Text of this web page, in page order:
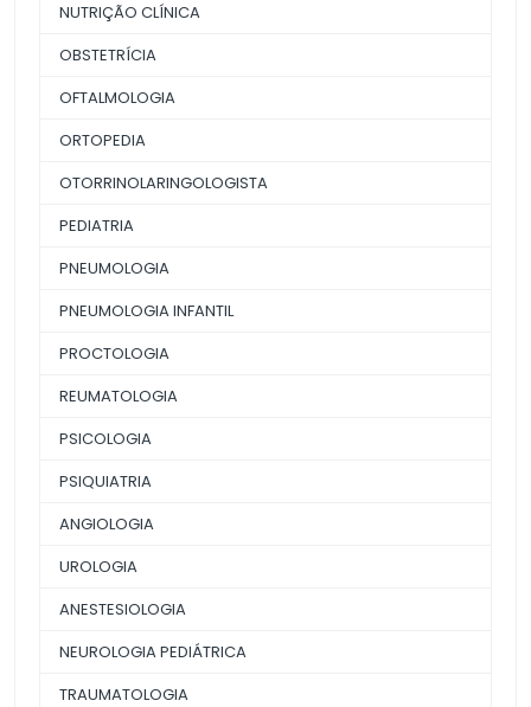
NUTRIÇÃO CLÍNICA
OBSTETRÍCIA
OFTALMOLOGIA
ORTOPEDIA
OTORRINOLARINGOLOGISTA
PEDIATRIA
PNEUMOLOGIA
PNEUMOLOGIA INFANTIL
PROCTOLOGIA
REUMATOLOGIA
PSICOLOGIA
PSIQUIATRIA
ANGIOLOGIA
UROLOGIA
ANESTESIOLOGIA
NEUROLOGIA PEDIÁTRICA
TRAUMATOLOGIA